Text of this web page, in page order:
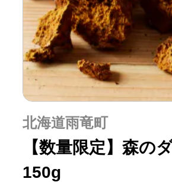
個人事業・フ
ふるさと納税の
10秒ぴったり診
北海道雨竜町
【数量限定】森の
150g